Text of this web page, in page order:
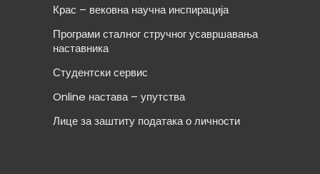
Крас – вековна научна инспирација
Програми сталног стручног усавршавања
наставника
Студентски сервис
Online настава – упутства
Лице за заштиту података о личности